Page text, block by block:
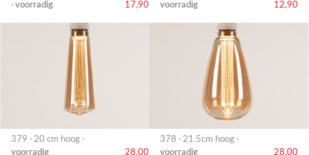
· voorradig 17,90
voorradig
12,90
379 · 20 cm hoog ·
voorradig
28,00
378 · 21.5cm hoog ·
voorradig
28,00